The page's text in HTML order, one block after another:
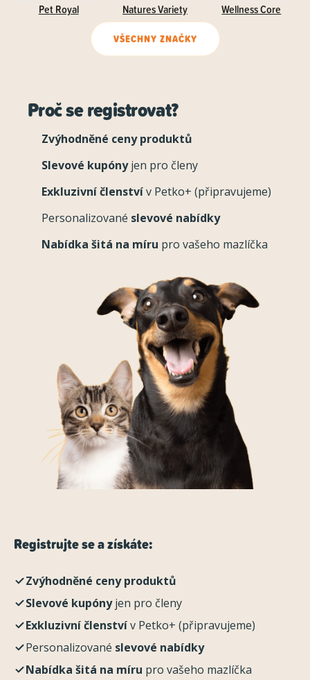
Pet Royal Natures Variety Wellness Core
VŠECHNY ZNAČKY
Proč se registrovat?
Zvýhodněné ceny produktů
Slevové kupónyjen pro členy
Exkluzivní členstvív Petko+ (připravujeme)
Personalizované slevové nabídky
Nabídka šitá na míru pro vašeho mazlíčka
Registrujte se a získáte:
Zvýhodněné ceny produktů
Slevové kupónyjen pro členy
Exkluzivní členstvív Petko+ (připravujeme)
Personalizované slevové nabídky
Nabídka šitá na míru pro vašeho mazlíčka